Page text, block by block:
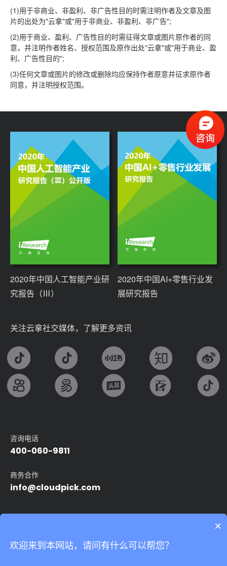
我们非常重视您的个人隐私，当您访问我们的网站时，请同意使用
(1)用于非商业、非盈利、非广告性目的时需注明作者及文章及图
片的出处为"云拿"或"用于非商业、非盈利、非广告";
(2)用于商业、盈利、广告性目的时需征得文章或图片原作者的同
意，并注明作者姓名、授权范围及原作出处"云拿"或"用于商业、盈
利、广告性目的";
(3)任何文章或图片的修改或删除均应保持作者原意并征求原作者
同意，并注明授权范围。
2020年中国人工智能产业研
究报告（Ⅲ）
2020年中国AI+零售行业发
展研究报告
关注云拿社交媒体，了解更多资讯
咨询电话
400-060-9811
商务合作
info@cloudpick.com
24小时无人便利店 无人领用仓
×
欢迎来到本网站，请问有什么可以帮您？